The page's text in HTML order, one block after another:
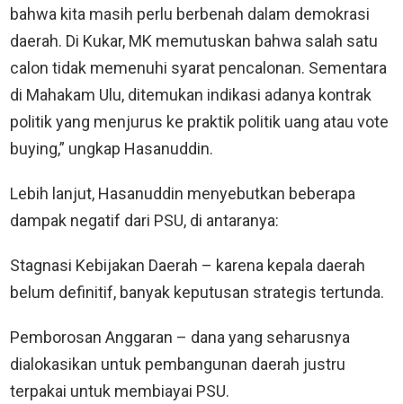
bahwa kita masih perlu berbenah dalam demokrasi
daerah. Di Kukar, MK memutuskan bahwa salah satu
calon tidak memenuhi syarat pencalonan. Sementara
di Mahakam Ulu, ditemukan indikasi adanya kontrak
politik yang menjurus ke praktik politik uang atau vote
buying,” ungkap Hasanuddin.
Lebih lanjut, Hasanuddin menyebutkan beberapa
dampak negatif dari PSU, di antaranya:
Stagnasi Kebijakan Daerah – karena kepala daerah
belum definitif, banyak keputusan strategis tertunda.
Pemborosan Anggaran – dana yang seharusnya
dialokasikan untuk pembangunan daerah justru
terpakai untuk membiayai PSU.